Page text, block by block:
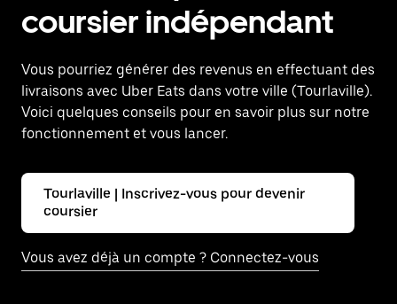
coursier indépendant
Vous pourriez générer des revenus en effectuant des
livraisons avec Uber Eats dans votre ville (Tourlaville).
Voici quelques conseils pour en savoir plus sur notre
fonctionnement et vous lancer.
Tourlaville | Inscrivez-vous pour devenir
coursier
Vous avez déjà un compte ? Connectez-vous